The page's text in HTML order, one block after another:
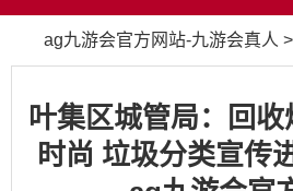
ag九游会官方网站-九游会真人 >
叶集区城管局：回
时尚 垃圾分类宣传